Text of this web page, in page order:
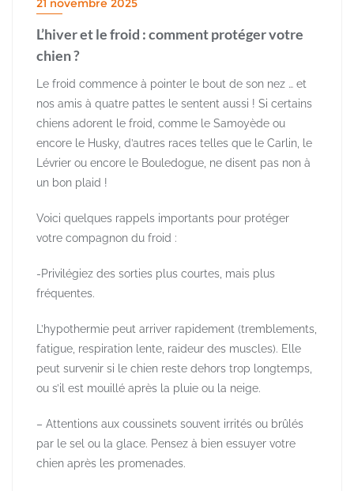
21 novembre 2025
L’hiver et le froid : comment protéger votre
chien ?
Le froid commence à pointer le bout de son nez … et
nos amis à quatre pattes le sentent aussi ! Si certains
chiens adorent le froid, comme le Samoyède ou
encore le Husky, d’autres races telles que le Carlin, le
Lévrier ou encore le Bouledogue, ne disent pas non à
un bon plaid !
Voici quelques rappels importants pour protéger
votre compagnon du froid :
-Privilégiez des sorties plus courtes, mais plus
fréquentes.
L’hypothermie peut arriver rapidement (tremblements,
fatigue, respiration lente, raideur des muscles). Elle
peut survenir si le chien reste dehors trop longtemps,
ou s’il est mouillé après la pluie ou la neige.
– Attentions aux coussinets souvent irrités ou brûlés
par le sel ou la glace. Pensez à bien essuyer votre
chien après les promenades.